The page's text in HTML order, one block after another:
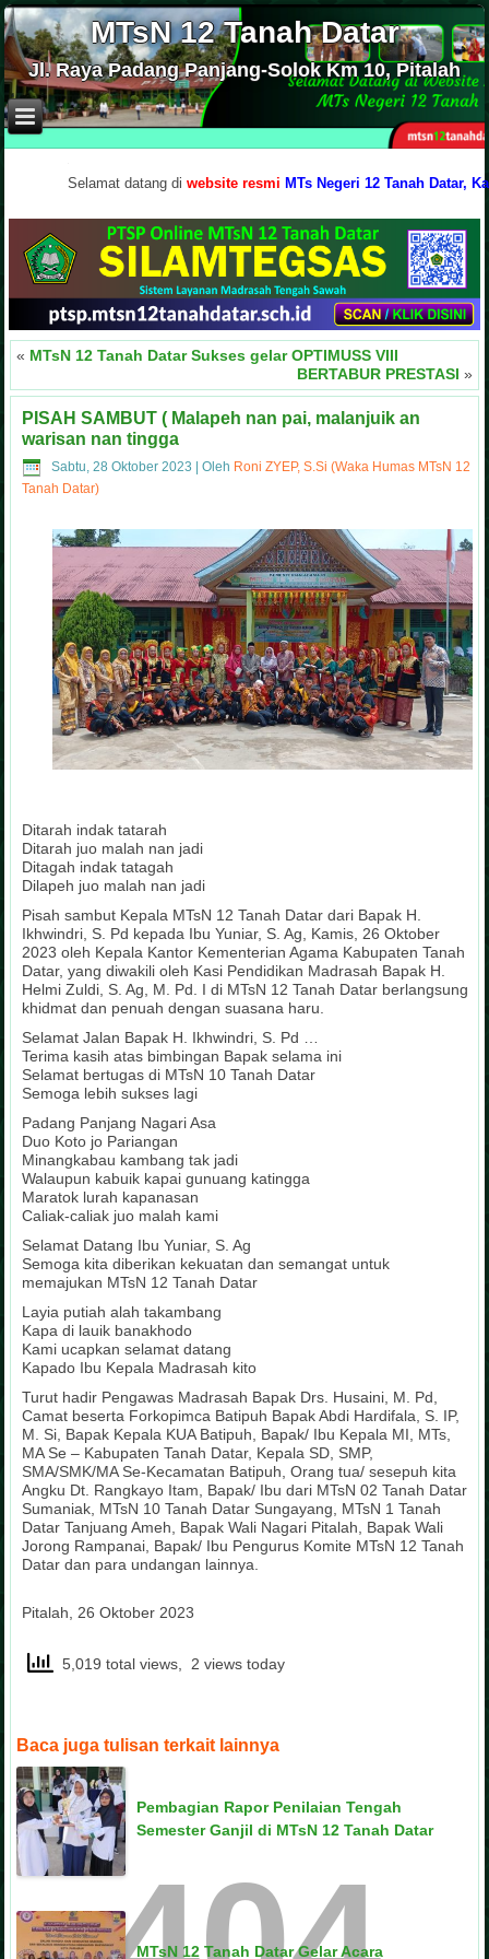
MTsN 12 Tanah Datar
Jl. Raya Padang Panjang-Solok Km 10, Pitalah
Selamat datang diwebsite resmi MTs Negeri 12 Tanah Datar,
« MTsN 12 Tanah Datar Sukses gelar OPTIMUSS VIII
BERTABUR PRESTASI »
PISAH SAMBUT ( Malapeh nan pai, malanjuik an
warisan nan tingga
Sabtu, 28 Oktober 2023 |Oleh Roni ZYEP, S.Si (Waka Humas MTsN 12
Tanah Datar)
Ditarah indak tatarah
Ditarah juo malah nan jadi
Ditagah indak tatagah
Dilapeh juo malah nan jadi
Pisah sambut Kepala MTsN 12 Tanah Datar dari Bapak H.
Ikhwindri, S. Pd kepada Ibu Yuniar, S. Ag, Kamis, 26 Oktober
2023 oleh Kepala Kantor Kementerian Agama Kabupaten Tanah
Datar, yang diwakili oleh Kasi Pendidikan Madrasah Bapak H.
Helmi Zuldi, S. Ag, M. Pd. I di MTsN 12 Tanah Datar berlangsung
khidmat dan penuah dengan suasana haru.
Selamat Jalan Bapak H. Ikhwindri, S. Pd …
Terima kasih atas bimbingan Bapak selama ini
Selamat bertugas di MTsN 10 Tanah Datar
Semoga lebih sukses lagi
Padang Panjang Nagari Asa
Duo Koto jo Pariangan
Minangkabau kambang tak jadi
Walaupun kabuik kapai gunuang katingga
Maratok lurah kapanasan
Caliak-caliak juo malah kami
Selamat Datang Ibu Yuniar, S. Ag
Semoga kita diberikan kekuatan dan semangat untuk
memajukan MTsN 12 Tanah Datar
Layia putiah alah takambang
Kapa di lauik banakhodo
Kami ucapkan selamat datang
Kapado Ibu Kepala Madrasah kito
Turut hadir Pengawas Madrasah Bapak Drs. Husaini, M. Pd,
Camat beserta Forkopimca Batipuh Bapak Abdi Hardifala, S. IP,
M. Si, Bapak Kepala KUA Batipuh, Bapak/ Ibu Kepala MI, MTs,
MA Se – Kabupaten Tanah Datar, Kepala SD, SMP,
SMA/SMK/MA Se-Kecamatan Batipuh, Orang tua/ sesepuh kita
Angku Dt. Rangkayo Itam, Bapak/ Ibu dari MTsN 02 Tanah Datar
Sumaniak, MTsN 10 Tanah Datar Sungayang, MTsN 1 Tanah
Datar Tanjuang Ameh, Bapak Wali Nagari Pitalah, Bapak Wali
Jorong Rampanai, Bapak/ Ibu Pengurus Komite MTsN 12 Tanah
Datar dan para undangan lainnya.
Pitalah, 26 Oktober 2023
5,019 total views, 2 views today
Baca juga tulisan terkait lainnya
Pembagian Rapor Penilaian Tengah
Semester Ganjil di MTsN 12 Tanah Datar
MTsN 12 Tanah Datar Gelar Acara